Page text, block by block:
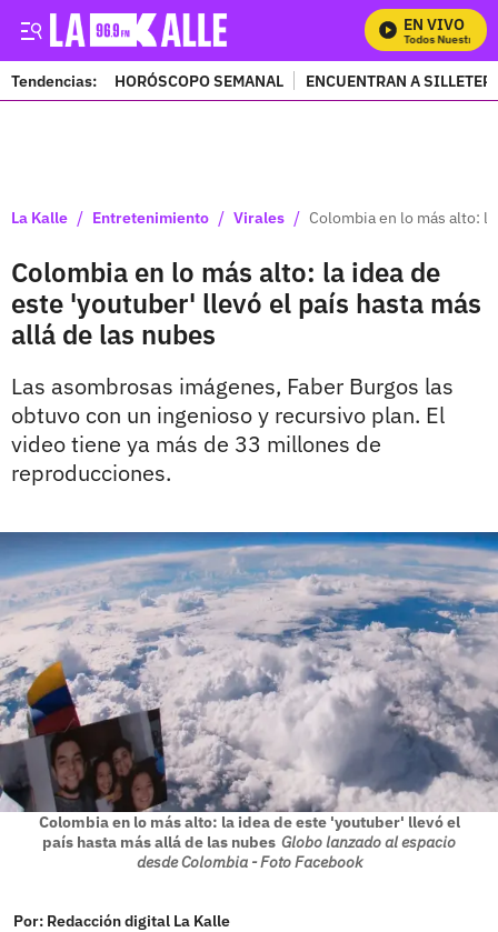
EN VIVO
Mira Todos Nuestros
Tendencias: HORÓSCOPO SEMANAL ENCUENTRAN A
La Kalle / Entretenimiento / Virales / Colombia en lo más alto:
Colombia en lo más alto: la idea de
este 'youtuber' llevó el país hasta más
allá de las nubes
Las asombrosas imágenes, Faber Burgos las
obtuvo con un ingenioso y recursivo plan. El
video tiene ya más de 33 millones de
reproducciones.
Colombia en lo más alto: la idea de este 'youtuber' llevó el
país hasta más allá de las nubes Globo lanzado al espacio
desde Colombia - Foto Facebook
Por: Redacción digital La Kalle